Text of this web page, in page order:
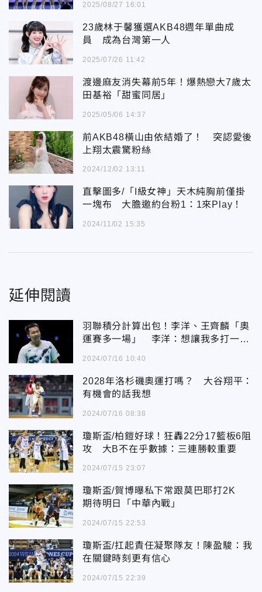
2025/08/27 16:01
23歲林于馨獲選AKB48週年單曲成
員 成為台灣第一人
2025/07/26 11:42
渡邊麻友消失幕前5年！爆熱戀大7歲太
田基裕「甜蜜同居」
2025/05/06 14:37
前AKB48橫山由依結婚了！ 突認愛後
上翔太震驚粉絲
2024/12/02 13:11
直擊圖多/「I級女神」天木純胸前僅掛
一塊布 大膽邀約台粉1：1來Play！
2024/11/02 15:35
延伸閱讀
羽聯積分計算出包！李洋、王齊麟「奧
運賽多一場」 李洋：想讓我多打一點
2024/07/16 10:40
2028年洛杉磯奧運打嗎？ 大谷翔平：
有機會的話我想
2024/07/16 08:38
瓊斯盃/柏鎧好球！狂轟22分17籃板6阻
攻 大B不在乎數據：三連勝較重要
2024/07/15 23:07
瓊斯盃/賀博曝私下常跟莫巴耶打2K
期待明日「中華內戰」
2024/07/15 22:53
瓊斯盃/扛起責任凝聚隊友！陳盈駿：我
在關鍵時刻更有信心
2024/07/15 22:39